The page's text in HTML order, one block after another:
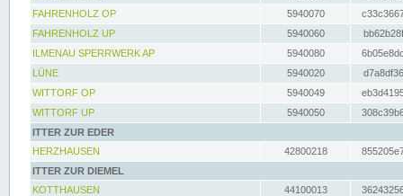
FAHRENHOLZ OP
5940070
FAHRENHOLZ UP
5940060
ILMENAU SPERRWERK AP
5940080
LÜNE
5940020
WITTORF OP
5940049
WITTORF UP
5940050
ITTER ZUR EDER
HERZHAUSEN
42800218
ITTER ZUR DIEMEL
KOTTHAUSEN
44100013